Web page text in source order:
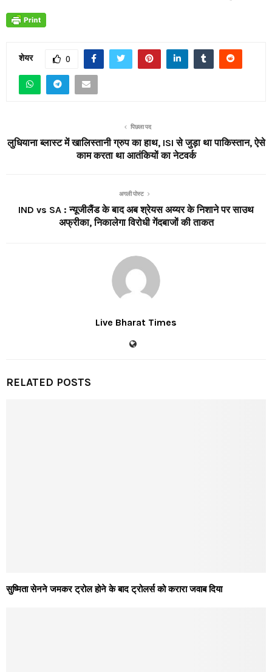
शेयर 0
पिछला पद
लुधियाना ब्लास्ट में खालिस्तानी ग्रुप का हाथ, ISI से जुड़ा था पाकिस्तान, ऐसे
काम करता था आतंकियों का नेटवर्क
अगली पोस्ट
IND vs SA : न्यूजीलैंड के बाद अब श्रेयस अय्यर के निशाने पर साउथ
अफ्रीका, निकालेगा विरोधी गेंदबाजों की ताकत
Live Bharat Times
RELATED POSTS
सुष्मिता सेनने जमकर ट्रोल होने के बाद ट्रोलर्स को करारा जवाब दिया